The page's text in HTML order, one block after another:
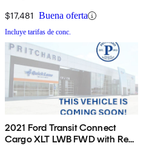
$17,481 Buena oferta
Incluye tarifas de conc.
2021 Ford Transit Connect
Cargo XLT LWB FWD with Rear